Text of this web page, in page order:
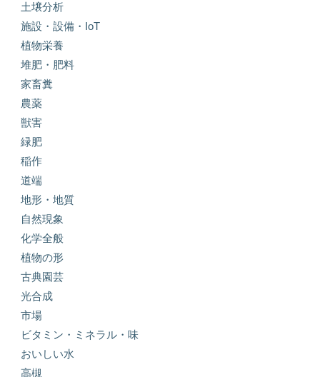
土壌分析
施設・設備・IoT
植物栄養
堆肥・肥料
家畜糞
農薬
獣害
緑肥
稲作
道端
地形・地質
自然現象
化学全般
植物の形
古典園芸
光合成
市場
ビタミン・ミネラル・味
おいしい水
高槻